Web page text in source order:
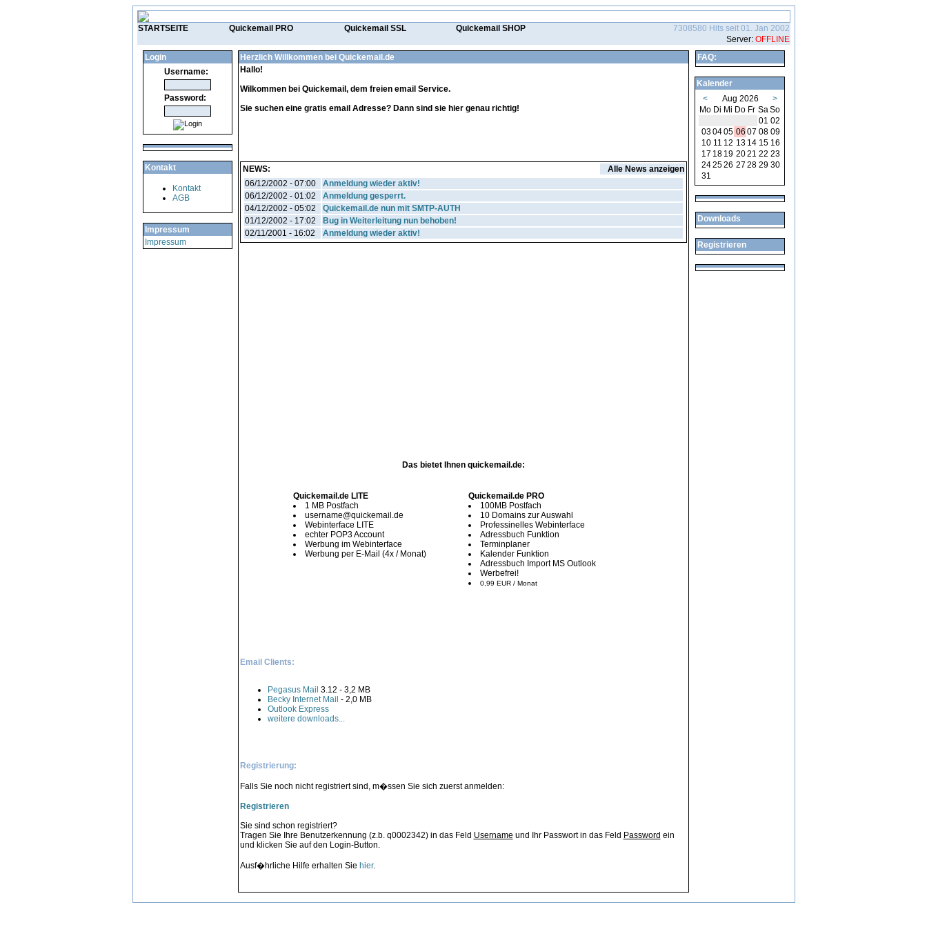
STARTSEITE Quickemail PRO Quickemail SSL Quickemail SHOP
7308580 Hits seit 01. Jan 2002
Server: OFFLINE
Login
Username:
Password:
Kontakt
Kontakt
AGB
Impressum
Impressum
Herzlich Willkommen bei Quickemail.de
Hallo!
Wilkommen bei Quickemail, dem freien email Service.
Sie suchen eine gratis email Adresse? Dann sind sie hier genau richtig!
NEWS:
Alle News anzeigen
06/12/2002 - 07:00
Anmeldung wieder aktiv!
06/12/2002 - 01:02
Anmeldung gesperrt.
04/12/2002 - 05:02
Quickemail.de nun mit SMTP-AUTH
01/12/2002 - 17:02
Bug in Weiterleitung nun behoben!
02/11/2001 - 16:02
Anmeldung wieder aktiv!
Das bietet Ihnen quickemail.de:
Quickemail.de LITE
1 MB Postfach
username@quickemail.de
Webinterface LITE
echter POP3 Account
Werbung im Webinterface
Werbung per E-Mail (4x / Monat)
Quickemail.de PRO
100MB Postfach
10 Domains zur Auswahl
Professinelles Webinterface
Adressbuch Funktion
Terminplaner
Kalender Funktion
Adressbuch Import MS Outlook
Werbefrei!
0,99 EUR / Monat
Email Clients:
Pegasus Mail 3.12 - 3,2 MB
Becky Internet Mail - 2,0 MB
Outlook Express
weitere downloads...
Registrierung:
Falls Sie noch nicht registriert sind, m�ssen Sie sich zuerst anmelden:
Registrieren
Sie sind schon registriert?
Tragen Sie Ihre Benutzerkennung (z.b. q0002342) in das Feld Username und Ihr Passwort in das Feld Password ein
und klicken Sie auf den Login-Button.
Ausf�hrliche Hilfe erhalten Sie hier.
FAQ:
Kalender
<
Aug 2026
>
Mo Di Mi Do Fr SaSo
01 02
030405 06 07 08 09
10 11 12 13 14 15 16
17 18 19 2021 22 23
242526 27 28 29 30
31
Downloads
Registrieren